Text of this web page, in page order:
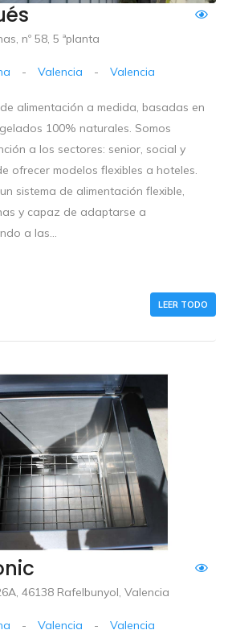
nº 58, 5 ªplanta
- Valencia - Valencia
alimentación a medida, basadas en
100% naturales. Somos
a los sectores: senior, social y
ofrecer modelos flexibles a hoteles.
sistema de alimentación flexible,
y capaz de adaptarse a
a las...
LEER TODO
46138 Rafelbunyol, Valencia
- Valencia - Valencia